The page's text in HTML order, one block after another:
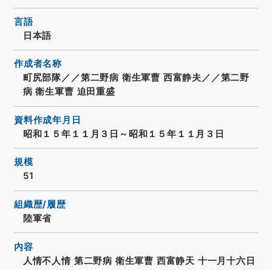
言語
日本語
作成者名称
町尻部隊／／第二野病 衛生軍曹 西富静夫／／第二野
病 衛生軍曹 迫田重盛
資料作成年月日
昭和１５年１１月３日～昭和１５年１１月３日
規模
51
組織歴/履歴
陸軍省
内容
人情不人情 第二野病 衛生軍曹 西富静天 十一月十六日